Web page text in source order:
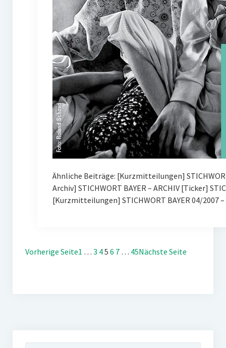
Ähnliche Beiträge: [Kurzmitteilungen]
Archiv] STICHWORT BAYER – ARCHIV [Ticker]
[Kurzmitteilungen] STICHWORT BAYER 04/2007
Vorherige Seite1 … 3 45 6 7 … 45Nächste Seite